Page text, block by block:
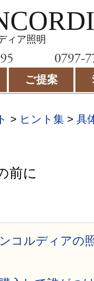
ィア照明
ご提案
> ヒント集 > 具
前に
コルディアの